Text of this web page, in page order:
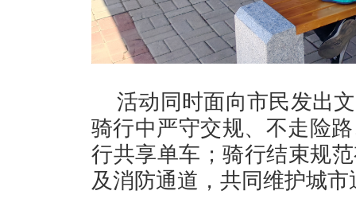
活动同时面向市民发出
骑行中严守交规、不走险
行共享单车；骑行结束规
及消防通道，共同维护城市